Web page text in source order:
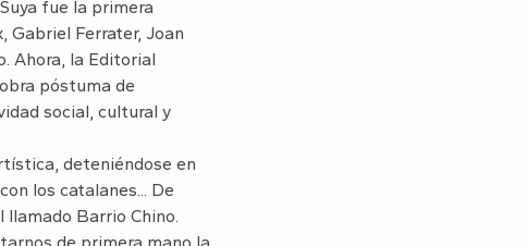
fue la primera
Gabriel Ferrater, Joan
Ahora, la Editorial
obra póstuma de
social, cultural y
deteniéndose en
los catalanes... De
Barrio Chino.